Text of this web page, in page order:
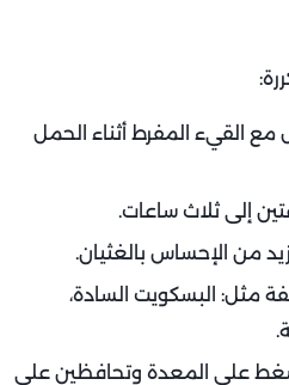
القيء المفرط أثناء الحمل
إلى ثلاث ساعات.
من الإحساس بالغثيان.
مثل: البسكويت السادة،
على المعدة وتحافظين على